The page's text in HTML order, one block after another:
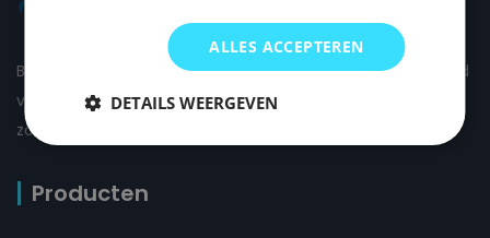
Bij Small Repair Systems begrijpen we dat autoschade altijd
vervelend is en daarom proberen wij om de schade voor u
zo comfortabel mogelijk te herstellen.
Producten
ALLES ACCEPTEREN
DETAILS WEERGEVEN